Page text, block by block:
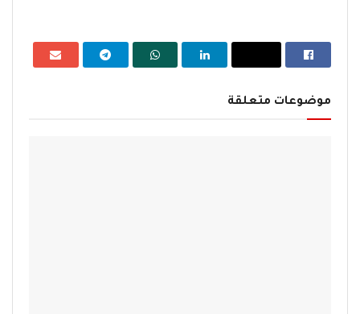
موضوعات متعلقة